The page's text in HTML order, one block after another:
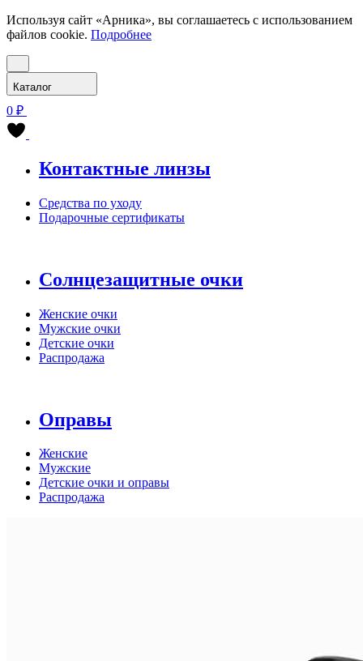
Используя сайт «Арника», вы соглашаетесь с использованием
файлов cookie. Подробнее
Каталог
0 ₽
Контактные линзы
Средства по уходу
Подарочные сертификаты
Солнцезащитные очки
Женские очки
Мужские очки
Детские очки
Распродажа
Оправы
Женские
Мужские
Детские очки и оправы
Распродажа